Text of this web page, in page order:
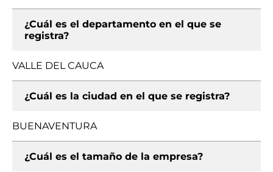
¿Cuál es el departamento en el que se
registra?
VALLE DEL CAUCA
¿Cuál es la ciudad en el que se registra?
BUENAVENTURA
¿Cuál es el tamaño de la empresa?